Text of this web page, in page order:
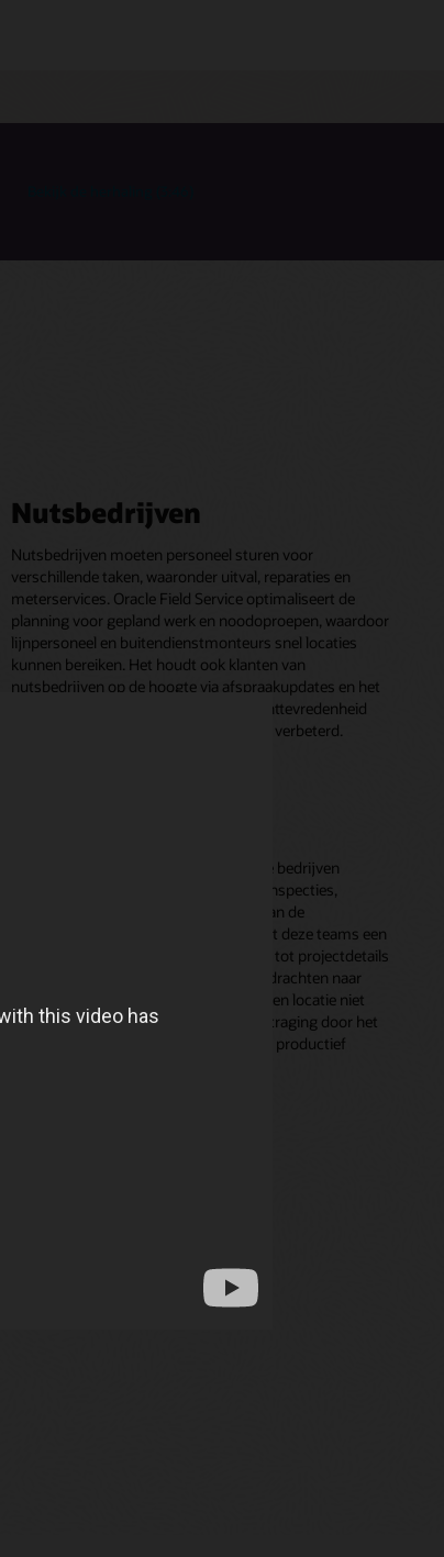
Nutsbedrijven
Nutsbedrijven moeten personeel sturen voor
verschillende taken, waaronder uitval, reparaties en
meterservices. Oracle Field Service optimaliseert de
planning voor gepland werk en noodoproepen, waardoor
lijnpersoneel en buitendienstmonteurs snel locaties
kunnen bereiken. Het houdt ook klanten van
nutsbedrijven op de hoogte via afspraakupdates en het
volgen van monteurs, waardoor de klanttevredenheid
zelfs tijdens serviceverstoringen wordt verbeterd.
Bouw-, techniek- en projectgebaseerde bedrijven
hebben vaak personeel in het veld om inspecties,
installaties of reparaties uit te voeren van de
infrastructuur. Oracle Field Service biedt deze teams een
uniforme planning en mobiele toegang tot projectdetails
of -plannen. Coördinatoren kunnen opdrachten naar
behoefte aanpassen (bijvoorbeeld als een locatie niet
gereed is of als er sprake is van een vertraging door het
weer), zodat buitendienstmedewerkers productief